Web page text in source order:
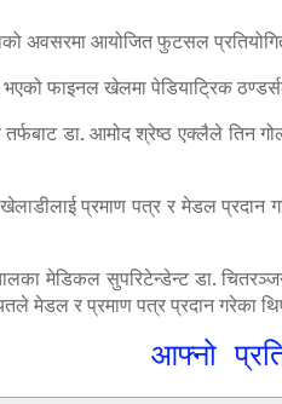
अवसरमा आयोजित फुटसल
फाइनल खेलमा पेडियाट्रिक
डा. आमोद श्रेष्ठ एक्लैले तिन
प्रमाण पत्र र मेडल प्रदान
मेडिकल सुपरिटेन्डेन्ट डा.
मेडल र प्रमाण पत्र प्रदान गरेका
आफ्नो